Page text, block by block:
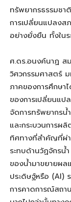
ทรัพยากรธรรมชา
การเปลี่ยนแปลงส
อย่างยั่งยืน ทั้งในร
ศ.ดร.อนงค์นาฏ
วิศวกรรมศาสตร์ ม
ภาคของการศึกษา
ของการเปลี่ยนแป
จัดการทรัพยากรน้
และกระบวนการผ
ทิศทางที่สำคัญที่ผ่
ระทบด้านวัฏจักรน้
ของน้ำมาขยายผ
ประดิษฐ์หรือ (AI)
การคาดการณ์สถา